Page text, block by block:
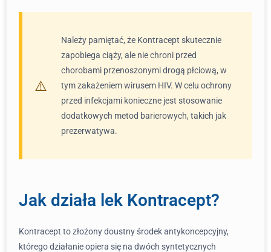
Należy pamiętać, że Kontracept skutecznie
zapobiega ciąży, ale nie chroni przed
chorobami przenoszonymi drogą płciową, w
tym zakażeniem wirusem HIV. W celu ochrony
przed infekcjami konieczne jest stosowanie
dodatkowych metod barierowych, takich jak
prezerwatywa.
Jak działa lek Kontracept?
Kontracept to złożony doustny środek antykoncepcyjny,
którego działanie opiera się na dwóch syntetycznych